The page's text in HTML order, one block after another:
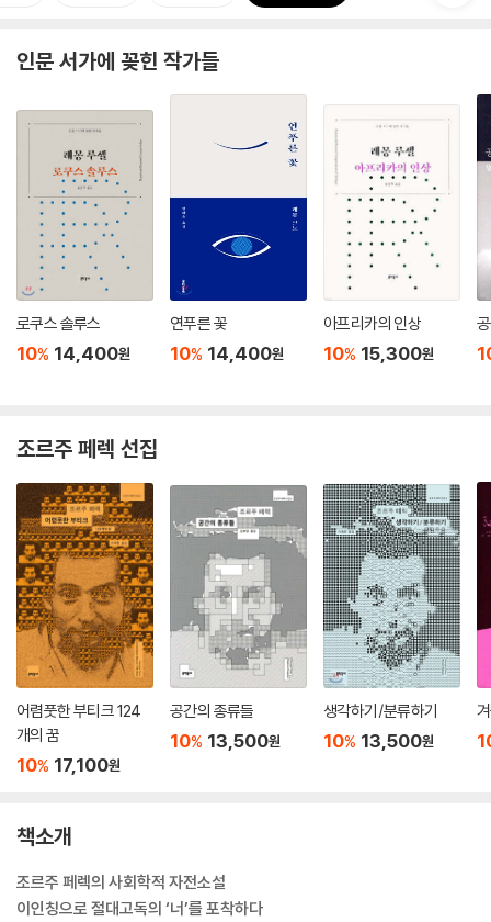
인문 서가에 꽂힌 작가들
로쿠스 솔루스
10% 14,400원
연푸른 꽃
10% 14,400원
아프리카의 인상
10% 15,300원
조르주 페렉 선집
어렴풋한 부티크 124
개의 꿈
10% 17,100원
공간의 종류들
10% 13,500원
생각하기/분류하기
10% 13,500원
책소개
조르주 페렉의 사회학적 자전소설
이인칭으로 절대고독의 ‘너’를 포착하다